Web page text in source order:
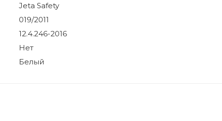
Jeta Safety
019/2011
12.4.246-2016
Нет
Белый